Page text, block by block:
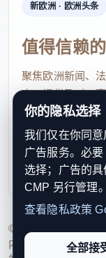
融资负担进一步
企业新发放贷款
低约25个基点，
业贷款利率同比
均水平。融资成
完善，以及温州
工作，清晰罗列
由银行机构主动
新欧洲 · 欧洲头条
值得信赖
聚焦欧洲新闻、
点，提供及时、
速了解欧洲动态。
服务支持、版权
利通知
© 2026 新欧洲·欧
内容透明度、联系
你的隐私选择
我们仅在你同
广告服务。必
选择；广告的
CMP 另行管理。
查看隐私政策
全部接